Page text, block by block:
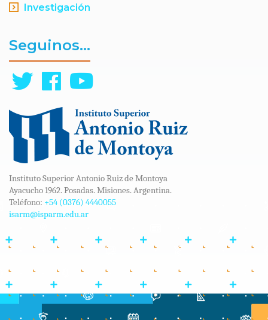
Investigación
Seguinos...
Instituto Superior Antonio Ruiz de Montoya
Ayacucho 1962. Posadas. Misiones. Argentina.
Teléfono: +54 (0376) 4440055
isarm@isparm.edu.ar